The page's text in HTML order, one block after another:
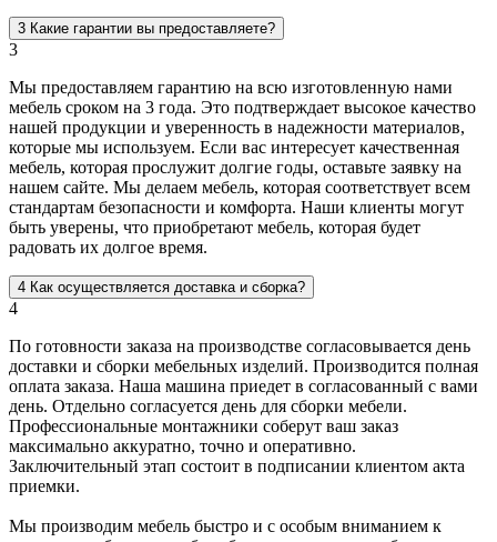
3 Какие гарантии вы предоставляете?
3
Мы предоставляем гарантию на всю изготовленную нами
мебель сроком на 3 года. Это подтверждает высокое качество
нашей продукции и уверенность в надежности материалов,
которые мы используем. Если вас интересует качественная
мебель, которая прослужит долгие годы, оставьте заявку на
нашем сайте. Мы делаем мебель, которая соответствует всем
стандартам безопасности и комфорта. Наши клиенты могут
быть уверены, что приобретают мебель, которая будет
радовать их долгое время.
4 Как осуществляется доставка и сборка?
4
По готовности заказа на производстве согласовывается день
доставки и сборки мебельных изделий. Производится полная
оплата заказа. Наша машина приедет в согласованный с вами
день. Отдельно согласуется день для сборки мебели.
Профессиональные монтажники соберут ваш заказ
максимально аккуратно, точно и оперативно.
Заключительный этап состоит в подписании клиентом акта
приемки.
Мы производим мебель быстро и с особым вниманием к